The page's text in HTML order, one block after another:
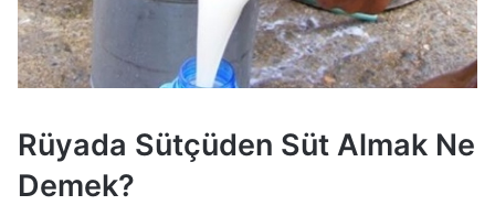
Rüyada Sütçüden Süt Almak Ne
Demek?